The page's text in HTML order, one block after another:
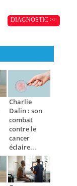
DIAGNOSTIC >>
Charlie
Dalin : son
combat
contre le
cancer
éclaire...